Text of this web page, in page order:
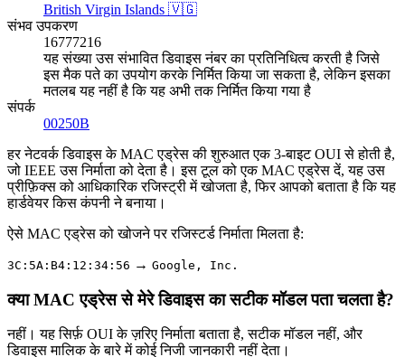
British Virgin Islands 🇻🇬
संभव उपकरण
16777216
यह संख्या उस संभावित डिवाइस नंबर का प्रतिनिधित्व करती है जिसे
इस मैक पते का उपयोग करके निर्मित किया जा सकता है, लेकिन इसका
मतलब यह नहीं है कि यह अभी तक निर्मित किया गया है
संपर्क
00250B
हर नेटवर्क डिवाइस के MAC एड्रेस की शुरुआत एक 3-बाइट OUI से होती है,
जो IEEE उस निर्माता को देता है। इस टूल को एक MAC एड्रेस दें, यह उस
प्रीफ़िक्स को आधिकारिक रजिस्ट्री में खोजता है, फिर आपको बताता है कि यह
हार्डवेयर किस कंपनी ने बनाया।
ऐसे MAC एड्रेस को खोजने पर रजिस्टर्ड निर्माता मिलता है:
3C:5A:B4:12:34:56 → Google, Inc.
क्या MAC एड्रेस से मेरे डिवाइस का सटीक मॉडल पता चलता है?
नहीं। यह सिर्फ़ OUI के ज़रिए निर्माता बताता है, सटीक मॉडल नहीं, और
डिवाइस मालिक के बारे में कोई निजी जानकारी नहीं देता।